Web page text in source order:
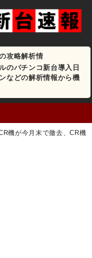
攻略解析情
のパチンコ新台導入日
などの解析情報から機
機が今月末で撤去、CR機